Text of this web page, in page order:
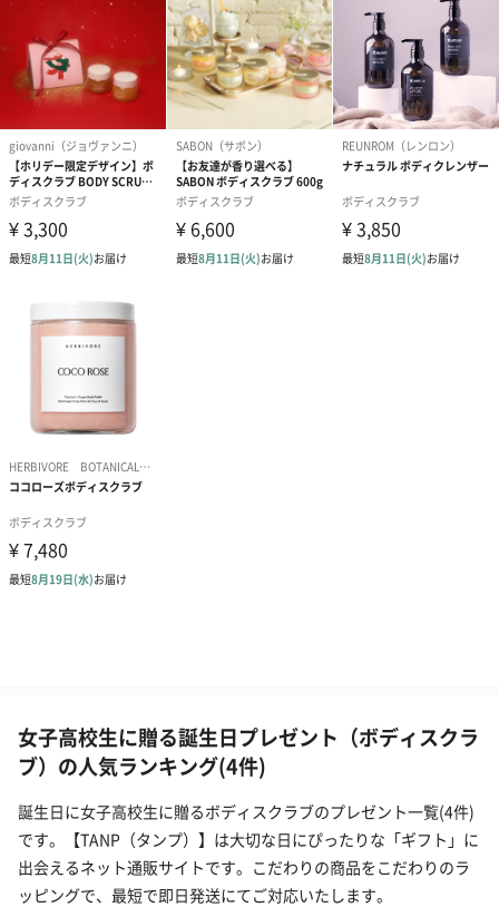
女子高校生に贈る誕生日プレゼント（ボディスクラ
ブ）の人気ランキング(4件)
誕生日に女子高校生に贈るボディスクラブのプレゼント一覧(4件)
です。【TANP（タンプ）】は大切な日にぴったりな「ギフト」に
出会えるネット通販サイトです。こだわりの商品をこだわりのラ
ッピングで、最短で即日発送にてご対応いたします。